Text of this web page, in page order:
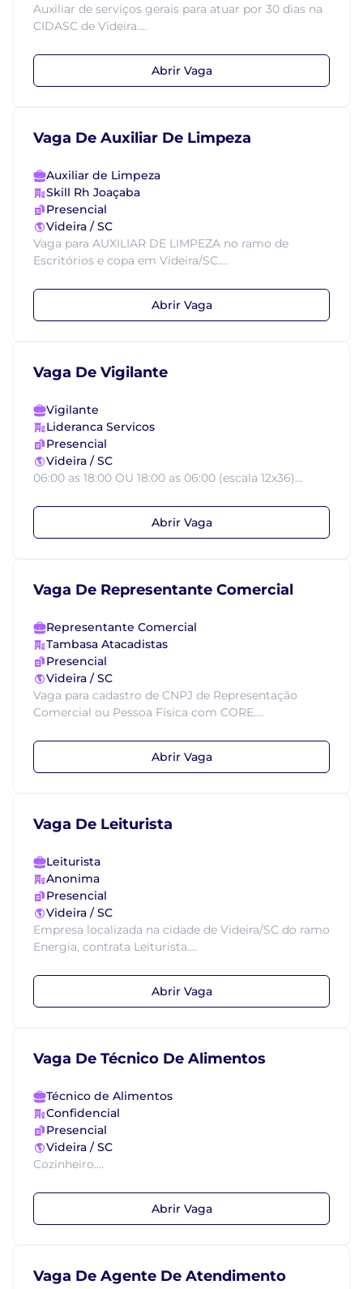
Auxiliar de serviços gerais para atuar por 30 dias na
CIDASC de Videira....
Abrir Vaga
Vaga De Auxiliar De Limpeza
Auxiliar de Limpeza
Skill Rh Joaçaba
Presencial
Videira / SC
Vaga para AUXILIAR DE LIMPEZA no ramo de
Escritórios e copa em Videira/SC....
Abrir Vaga
Vaga De Vigilante
Vigilante
Lideranca Servicos
Presencial
Videira / SC
06:00 as 18:00 OU 18:00 as 06:00 (escala 12x36)...
Abrir Vaga
Vaga De Representante Comercial
Representante Comercial
Tambasa Atacadistas
Presencial
Videira / SC
Vaga para cadastro de CNPJ de Representação
Comercial ou Pessoa Física com CORE....
Abrir Vaga
Vaga De Leiturista
Leiturista
Anonima
Presencial
Videira / SC
Empresa localizada na cidade de Videira/SC do ramo
Energia, contrata Leiturista....
Abrir Vaga
Vaga De Técnico De Alimentos
Técnico de Alimentos
Confidencial
Presencial
Videira / SC
Cozinheiro....
Abrir Vaga
Vaga De Agente De Atendimento